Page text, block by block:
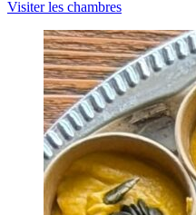
Visiter les chambres